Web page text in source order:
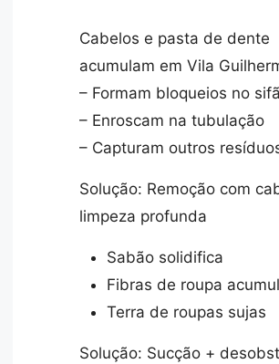
Cabelos e pasta de dente
acumulam em Vila
– Formam bloqueios no
– Enroscam na tubulação
– Capturam outros
Solução: Remoção com
limpeza profunda
Sabão solidifica
Fibras de roupa
Terra de roupas sujas
Solução: Sucção +